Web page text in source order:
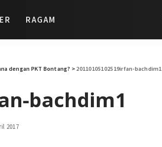
RAGAM
dengan PKT Bontang? > 20110105102519irfan-bachdim1
bachdim1
2017